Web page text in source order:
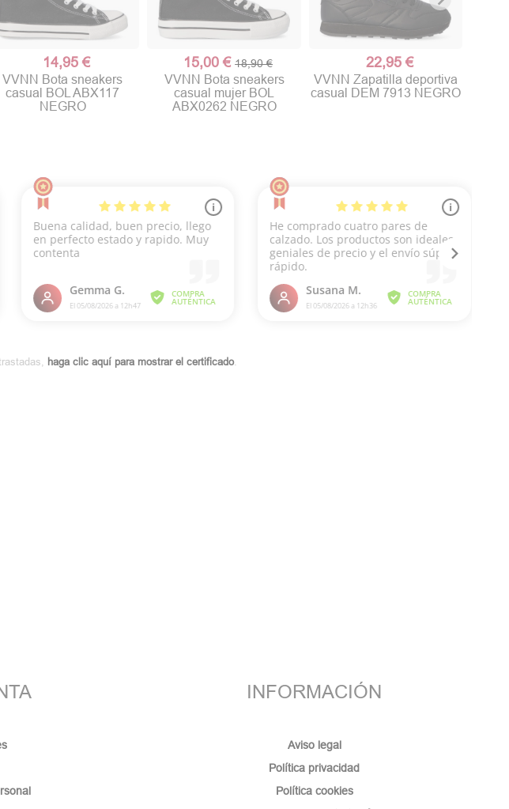
14,95 €
VVNN Bota sneakers
casual BOL ABX117
NEGRO
15,00 €18,90 €
VVNN Bota sneakers
casual mujer BOL
ABX0262 NEGRO
22,95 €
VVNN Zapatilla deportiva
casual DEM 7913 NEGRO
haga clic aquí para mostrar el certificado.
INFORMACIÓN
Aviso legal
Política privacidad
Política cookies